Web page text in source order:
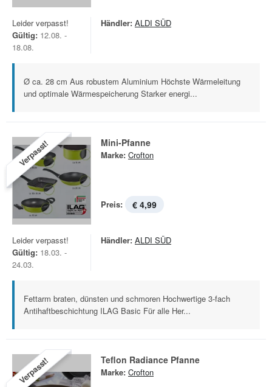
Leider verpasst!
Gültig: 12.08. -
18.08.
Händler: ALDI SÜD
Ø ca. 28 cm Aus robustem Aluminium Höchste Wärmeleitung
und optimale Wärmespeicherung Starker energi...
Verpasst! Mini-Pfanne
Marke: Crofton
Preis: € 4,99
Leider verpasst!
Gültig: 18.03. -
24.03.
Händler: ALDI SÜD
Fettarm braten, dünsten und schmoren Hochwertige 3-fach
Antihaftbeschichtung ILAG Basic Für alle Her...
Verpasst! Teflon Radiance Pfanne
Marke: Crofton